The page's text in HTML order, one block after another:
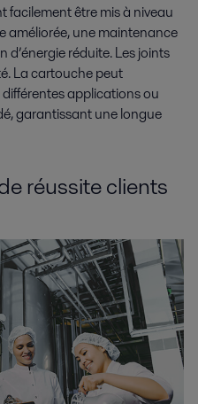
facilement être mis à niveau
améliorée, une maintenance
réduite. Les joints
La cartouche peut
applications ou
garantissant une longue
réussite clients